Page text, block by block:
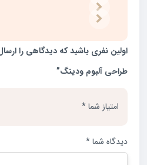
اولین نفری باشید که دیدگاهی را
طراحی آلبوم ودینگ”
امتیاز شما*
دیدگاه شما*